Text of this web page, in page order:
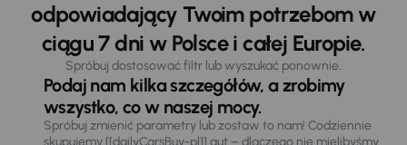
odpowiadający Twoim potrzebom w
ciągu 7 dni w Polsce i całej Europie.
Spróbuj dostosować filtr lub wyszukać ponownie.
Podaj nam kilka szczegółów, a zrobimy
wszystko, co w naszej mocy.
Spróbuj zmienić parametry lub zostaw to nam! Codziennie
skupujemy [[dailyCarsBuy-pl]] aut – dlaczego nie mielibyśmy